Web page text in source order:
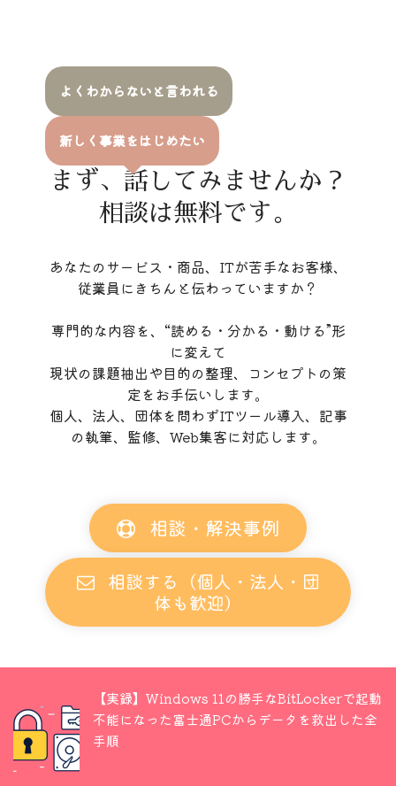
よくわからないと言われる
新しく事業をはじめたい
まず、話してみませんか？
相談は無料です。
あなたのサービス・商品、ITが苦手なお客様、
従業員にきちんと伝わっていますか？
専門的な内容を、“読める・分かる・動ける”形
に変えて
現状の課題抽出や目的の整理、コンセプトの策
定をお手伝いします。
個人、法人、団体を問わずITツール導入、記事
の執筆、監修、Web集客に対応します。
相談・解決事例
相談する（個人・法人・団
体も歓迎）
【実録】Windows 11の勝手なBitLockerで起動
不能になった富士通PCからデータを救出した全
手順